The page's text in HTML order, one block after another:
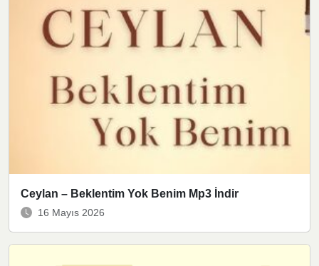
Ceylan – Beklentim Yok Benim Mp3 İndir
16 Mayıs 2026